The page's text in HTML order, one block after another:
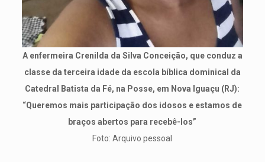
A enfermeira Crenilda da Silva Conceição, que conduz a
classe da terceira idade da escola bíblica dominical da
Catedral Batista da Fé, na Posse, em Nova Iguaçu (RJ):
“Queremos mais participação dos idosos e estamos de
braços abertos para recebê-los”
Foto: Arquivo pessoal